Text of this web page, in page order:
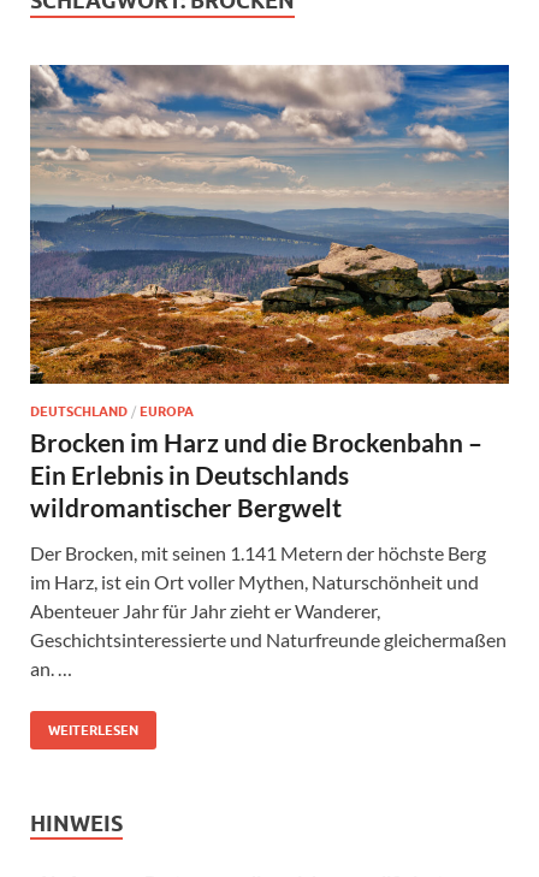
DEUTSCHLAND / EUROPA
Brocken im Harz und die Brockenbahn –
Ein Erlebnis in Deutschlands
wildromantischer Bergwelt
Der Brocken, mit seinen 1.141 Metern der höchste Berg
im Harz, ist ein Ort voller Mythen, Naturschönheit und
Abenteuer Jahr für Jahr zieht er Wanderer,
Geschichtsinteressierte und Naturfreunde gleichermaßen
an. …
WEITERLESEN
HINWEIS